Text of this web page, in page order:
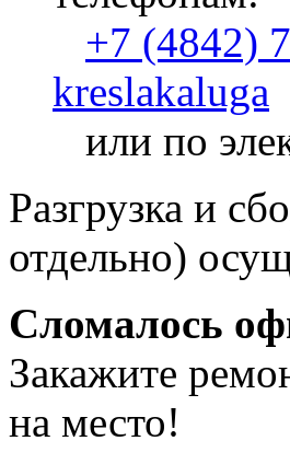
+7 (4842)
kreslakaluga
или по
Разгрузка и
отдельно)
Сломалось
Закажите
на место!